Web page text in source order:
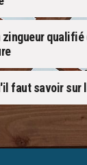
zingueur
faut savoir sur